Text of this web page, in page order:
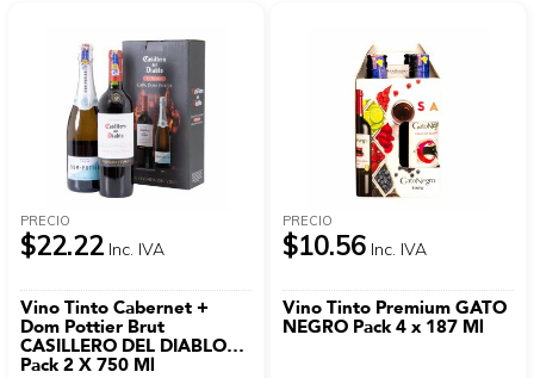
PRECIO
$22.22 Inc. IVA
Vino Tinto Cabernet +
Dom Pottier Brut
CASILLERO DEL DIABLO
Pack 2 X 750 Ml
PRECIO
$10.56 Inc. IVA
Vino Tinto Premium GATO
NEGRO Pack 4 x 187 Ml